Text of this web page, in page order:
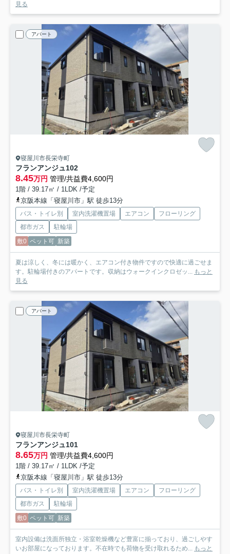
見る
アパート
寝屋川市長栄寺町
フランアンジュ102
8.45万円 管理/共益費4,600円
1階 / 39.17㎡ / 1LDK /予定
京阪本線「寝屋川市」駅 徒歩13分
バス・トイレ別 室内洗濯機置場 エアコン
フローリング
都市ガス
駐輪場
敷0 ペット可 新築
夏は涼しく、冬には暖かく、エアコン付き物件ですので快適に過ごせま
す。駐輪場付きのアパートです。収納はウォークインクロゼッ... もっと
見る
アパート
寝屋川市長栄寺町
フランアンジュ101
8.65万円 管理/共益費4,600円
1階 / 39.17㎡ / 1LDK /予定
京阪本線「寝屋川市」駅 徒歩13分
バス・トイレ別 室内洗濯機置場 エアコン
フローリング
都市ガス
駐輪場
敷0 ペット可 新築
室内設備は洗面所独立・浴室乾燥機など豊富に揃っており、過ごしやす
いお部屋になっております。不在時でも荷物を受け取れるため... もっと